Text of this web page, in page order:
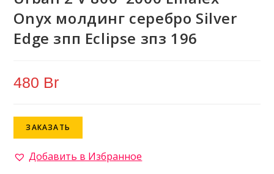
Onyx молдинг серебро Silver
Edge зпп Eclipse зпз 196
480 Br
ЗАКАЗАТЬ
Добавить в Избранное